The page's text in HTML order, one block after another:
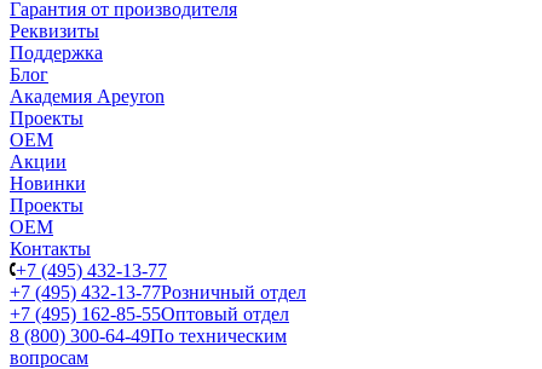
Гарантия от производителя
Реквизиты
Поддержка
Блог
Академия Apeyron
Проекты
ОЕМ
Акции
Новинки
Проекты
ОЕМ
Контакты
+7 (495) 432-13-77
+7 (495) 432-13-77Розничный отдел
+7 (495) 162-85-55Оптовый отдел
8 (800) 300-64-49По техническим
вопросам